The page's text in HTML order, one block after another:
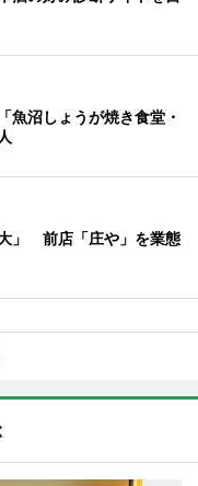
魚沼しょうが焼き食堂・
」 前店「庄や」を業態